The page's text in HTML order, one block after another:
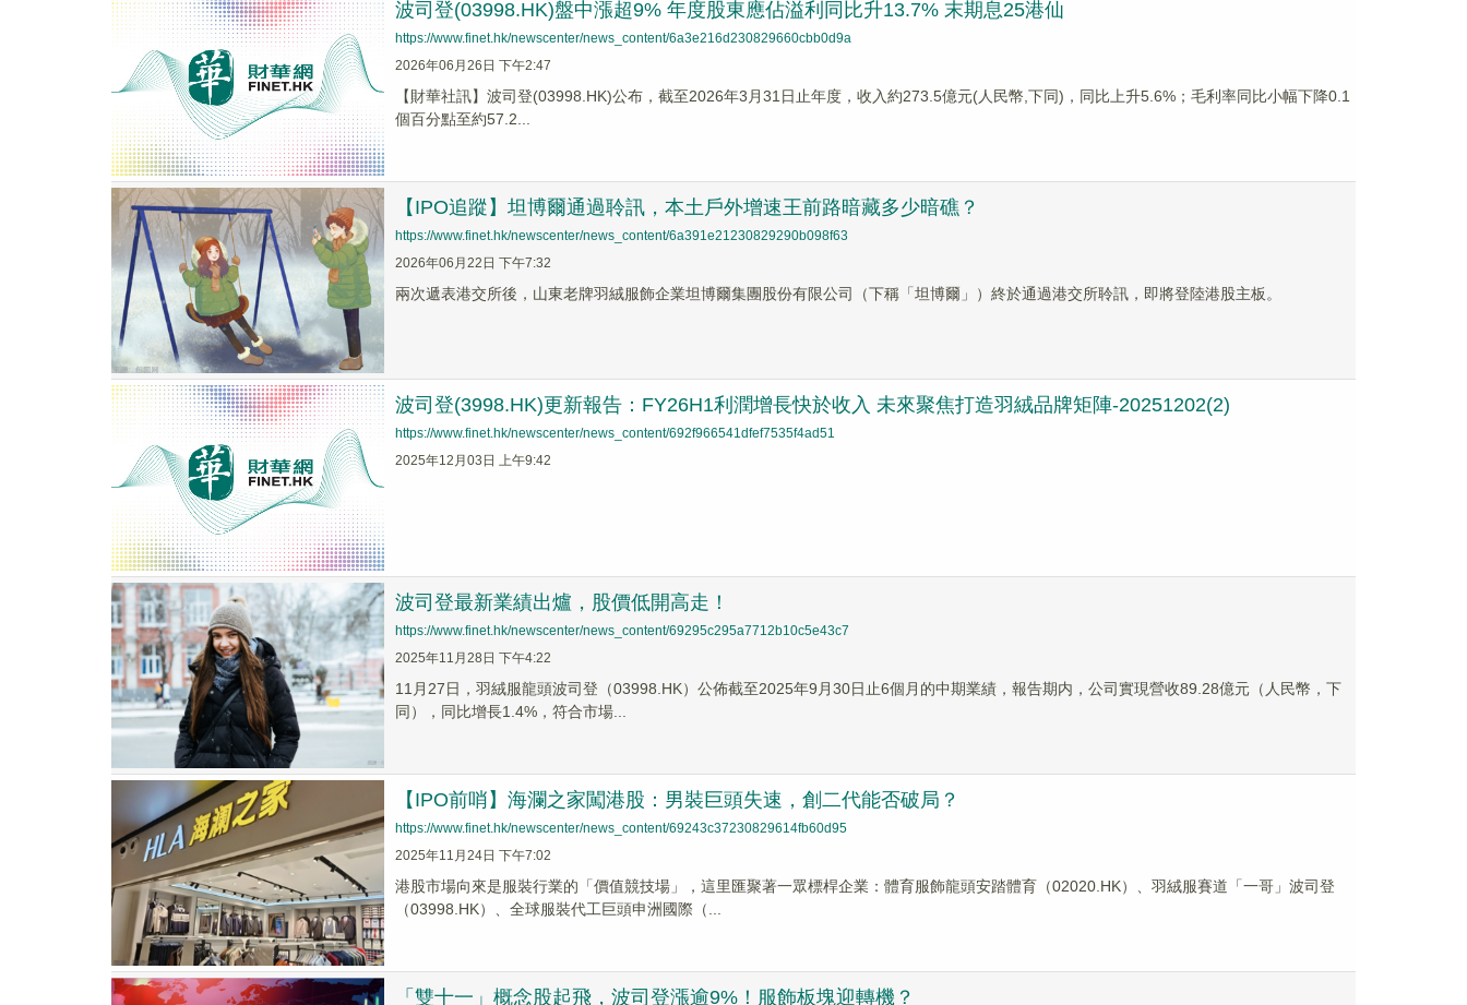
波司登(03998.HK)盤中漲超9% 年度股東應佔溢利同比升13.7% 末期息25港仙
https://www.finet.hk/newscenter/news_content/6a3e216d230829660cbb0d9a
2026年06月26日 下午2:47
​【財華社訊】波司登(03998.HK)公布，截至2026年3月31日止年度，收入約273.5億元(人民幣,下同)，同比上升5.6%；毛利率同比小幅下降0.1
個百分點至約57.2...
【IPO追蹤】坦博爾通過聆訊，本土戶外增速王前路暗藏多少暗礁？
https://www.finet.hk/newscenter/news_content/6a391e21230829290b098f63
2026年06月22日 下午7:32
兩次遞表港交所後，山東老牌羽絨服飾企業坦博爾集團股份有限公司（下稱「坦博爾」）終於通過港交所聆訊，即將登陸港股主板。
波司登(3998.HK)更新報告：FY26H1利潤增長快於收入 未來聚焦打造羽絨品牌矩陣-20251202(2)
https://www.finet.hk/newscenter/news_content/692f966541dfef7535f4ad51
2025年12月03日 上午9:42
波司登最新業績出爐，股價低開高走！
https://www.finet.hk/newscenter/news_content/69295c295a7712b10c5e43c7
2025年11月28日 下午4:22
11月27日，羽絨服龍頭波司登（03998.HK）公佈截至2025年9月30日止6個月的中期業績，報告期内，公司實現營收89.28億元（人民幣，下
同），同比增長1.4%，符合市場...
【IPO前哨】海瀾之家闖港股：男裝巨頭失速，創二代能否破局？
https://www.finet.hk/newscenter/news_content/69243c37230829614fb60d95
2025年11月24日 下午7:02
港股市場向來是服裝行業的「價值競技場」，這里匯聚著一眾標桿企業：體育服飾龍頭安踏體育（02020.HK）、羽絨服賽道「一哥」波司登
（03998.HK）、全球服裝代工巨頭申洲國際（...
「雙十一」概念股起飛，波司登漲逾9%！服飾板塊迎轉機？